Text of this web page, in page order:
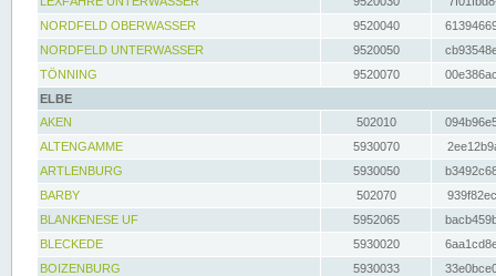
NORDFELD OBERWASSER
9520040
NORDFELD UNTERWASSER
9520050
TÖNNING
9520070
ELBE
AKEN
502010
ALTENGAMME
5930070
ARTLENBURG
5930050
BARBY
502070
BLANKENESE UF
5952065
BLECKEDE
5930020
BOIZENBURG
5930033